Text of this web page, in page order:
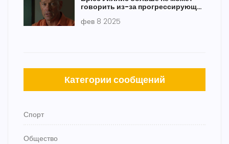
говорить из-за прогрессирующей
фев 8 2025
Категории сообщений
Спорт
Общество